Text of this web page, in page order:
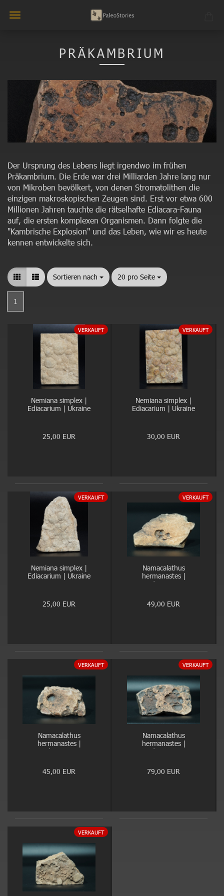
PRÄKAMBRIUM
Der Ursprung des Lebens liegt irgendwo im frühen
Präkambrium. Die Erde war drei Milliarden Jahre lang nur
von Mikroben bevölkert, von denen Stromatolithen die
einzigen makroskopischen Zeugen sind. Erst vor etwa 600
Millionen Jahren tauchte die rätselhafte Ediacara-Fauna
auf, die ersten komplexen Organismen. Dann folgte die
"Kambrische Explosion" und das Leben, wie wir es heute
kennen entwickelte sich.
Sortieren nach
Sortieren nach 20 pro Seite
pro Seite
1
VERKAUFT
Nemiana simplex |
Ediacarium | Ukraine
25,00 EUR
VERKAUFT
Nemiana simplex |
Ediacarium | Ukraine
30,00 EUR
VERKAUFT
Nemiana simplex |
Ediacarium | Ukraine
25,00 EUR
VERKAUFT
Namacalathus
hermanastes |
Ediacarium
49,00 EUR
VERKAUFT
Namacalathus
hermanastes |
Ediacarium
45,00 EUR
VERKAUFT
Namacalathus
hermanastes |
Ediacarium
79,00 EUR
VERKAUFT